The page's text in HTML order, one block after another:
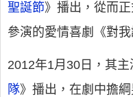
聖誕節》播出，從而
參演的愛情喜劇《對
2012年1月30日，其
隊》播出，在劇中擔